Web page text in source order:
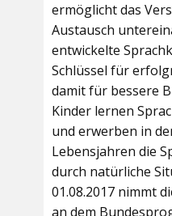
ermöglicht das
Austausch
entwickelte
Schlüssel für
damit für bessere
Kinder lernen
und erwerben in
Lebensjahren die
durch natürliche
01.08.2017 nimmt
an dem